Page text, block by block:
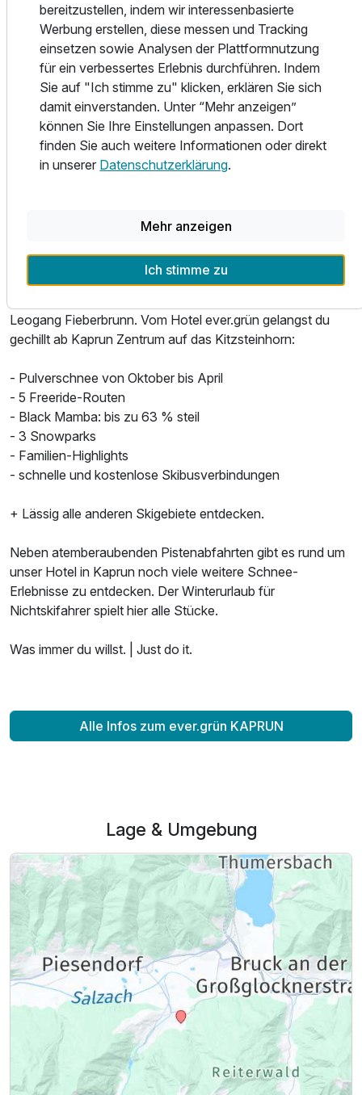
- Familienparadies – am Berg, am See, in der Natur, im
Freien.
Neben all diesen Erlebnismöglichkeiten ist unser Evergrün
ein Ruhepol mit Alltagsauszeit: Frühstücken bis 12.00 Uhr.
Chill & Relax – und vielleicht ganz viel Sonne im ROOF.TOP
POOL genießen, wer weiß das schon, worauf du gerade
Lust hast.
das Beste. Mit nur einem Skipass carvst du am
Kitzsteinhorn-Kaprun, auf der Schmittenhöhe in Zell am
Leogang Fieberbrunn. Vom Hotel ever.grün gelangst du
gechillt ab Kaprun Zentrum auf das Kitzsteinhorn:
- Pulverschnee von Oktober bis April
- 5 Freeride-Routen
- Black Mamba: bis zu 63 % steil
- 3 Snowparks
- Familien-Highlights
- schnelle und kostenlose Skibusverbindungen
+ Lässig alle anderen Skigebiete entdecken.
Neben atemberaubenden Pistenabfahrten gibt es rund um
unser Hotel in Kaprun noch viele weitere Schnee-
Erlebnisse zu entdecken. Der Winterurlaub für
Nichtskifahrer spielt hier alle Stücke.
Was immer du willst. | Just do it.
Alle Infos zum ever.grün KAPRUN
Lage & Umgebung
bereitzustellen, indem wir interessenbasierte
Werbung erstellen, diese messen und Tracking
einsetzen sowie Analysen der Plattformnutzung
für ein verbessertes Erlebnis durchführen. Indem
Sie auf "Ich stimme zu" klicken, erklären Sie sich
damit einverstanden. Unter “Mehr anzeigen”
können Sie Ihre Einstellungen anpassen. Dort
finden Sie auch weitere Informationen oder direkt
in unserer Datenschutzerklärung.
Mehr anzeigen
Ich stimme zu